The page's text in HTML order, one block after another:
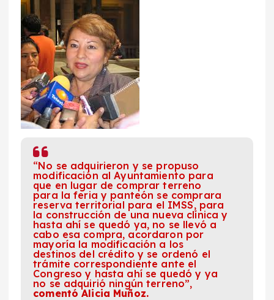
“No se adquirieron y se propuso
modificación al Ayuntamiento para
que en lugar de comprar terreno
para la feria y panteón se comprara
reserva territorial para el IMSS, para
la construcción de una nueva clínica y
hasta ahí se quedó ya, no se llevó a
cabo esa compra, acordaron por
mayoría la modificación a los
destinos del crédito y se ordenó el
trámite correspondiente ante el
Congreso y hasta ahí se quedó y ya
no se adquirió ningún terreno”,
comentó Alicia Muñoz.